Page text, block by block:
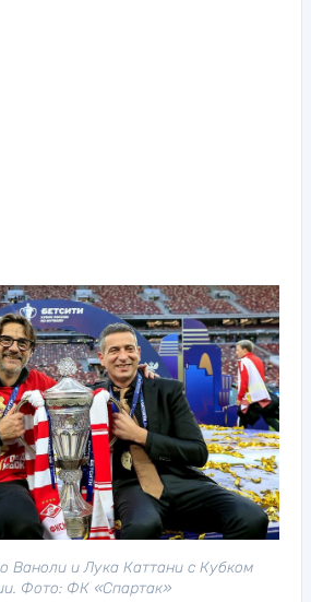
Ваноли и Лука Каттани с Кубком
Фото: ФК «Спартак»